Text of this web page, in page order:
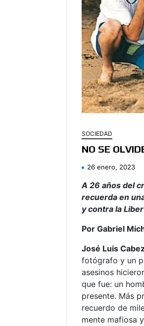
SOCIEDAD
NO SE
26 enero, 2023
A 26 años del
recuerda en
y contra la
Por Gabriel
José Luis
fotógrafo y un
asesinos
que fue: un
presente. Más
recuerdo de
mente mafiosa